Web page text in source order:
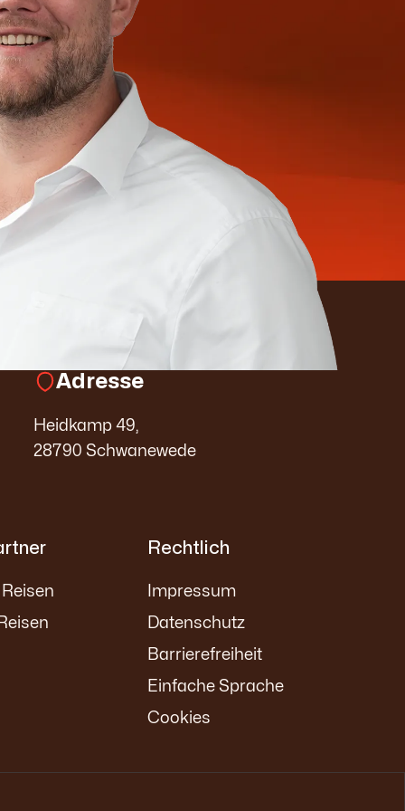
Adresse
Heidkamp 49,
28790 Schwanewede
Rechtlich
Impressum
Datenschutz
Barrierefreiheit
Einfache Sprache
Cookies